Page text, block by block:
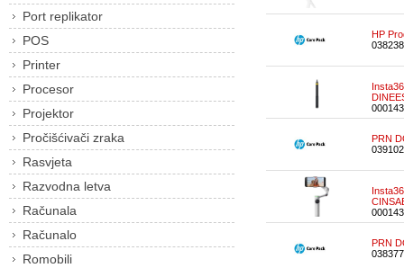
Port replikator
POS
Printer
Procesor
Projektor
Pročišćivači zraka
Rasvjeta
Razvodna letva
Računala
Računalo
Romobili
HP
PRN
PRN